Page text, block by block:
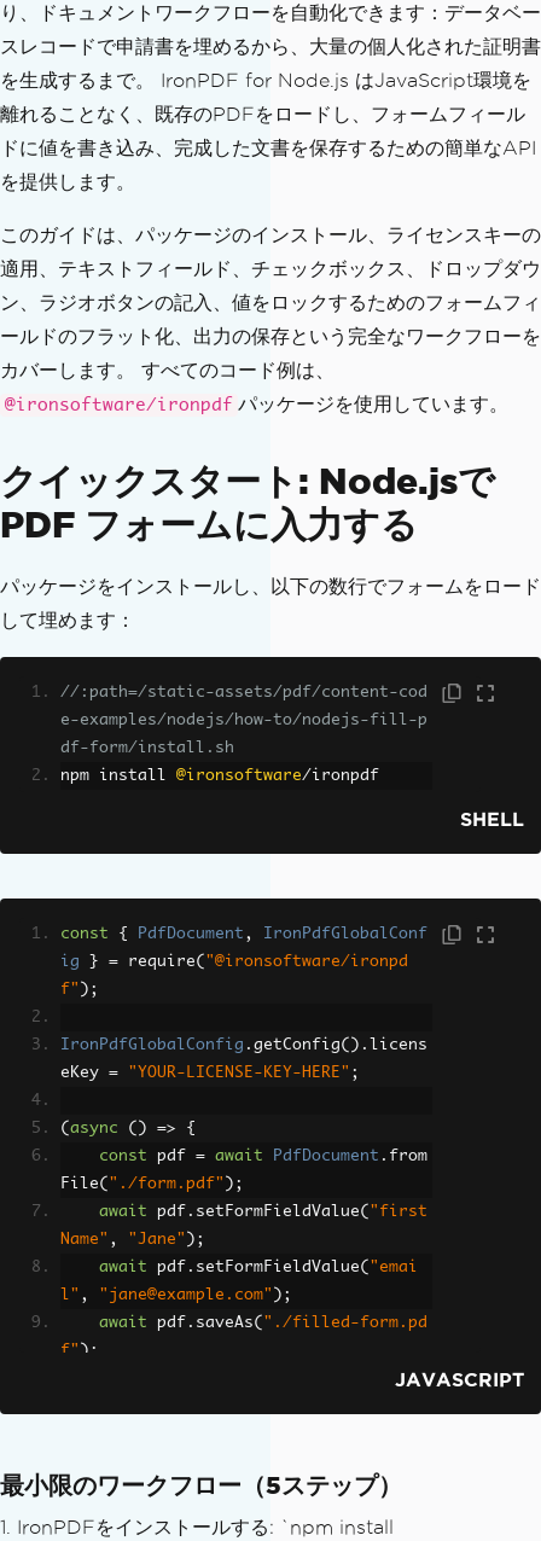
り、ドキュメントワークフローを自動化できます：データベー
スレコードで申請書を埋めるから、大量の個人化された証明書
を生成するまで。 IronPDF for Node.js はJavaScript環境を
離れることなく、既存のPDFをロードし、フォームフィール
ドに値を書き込み、完成した文書を保存するための簡単なAPI
を提供します。
このガイドは、パッケージのインストール、ライセンスキーの
適用、テキストフィールド、チェックボックス、ドロップダウ
ン、ラジオボタンの記入、値をロックするためのフォームフィ
ールドのフラット化、出力の保存という完全なワークフローを
カバーします。 すべてのコード例は、
@ironsoftware/ironpdf パッケージを使用しています。
クイックスタート: Node.jsで
PDF フォームに入力する
パッケージをインストールし、以下の数行でフォームをロード
して埋めます：
//:path=/static-assets/pdf/content-cod
e-examples/nodejs/how-to/nodejs-fill-p
df-form/install.sh
npm install @ironsoftware/ironpdf
SHELL
const { PdfDocument ,
IronPdfGlobalConf
ig
} = require( "@ironsoftware/ironpd
f" );
IronPdfGlobalConfig . getConfig(). licens
eKey = "YOUR-LICENSE-KEY-HERE" ;
( async () =>
{
const pdf = await PdfDocument . from
File( "./form.pdf" );
await pdf . setFormFieldValue( "first
Name" , "Jane" );
await pdf . setFormFieldValue( "emai
l" , "jane@example.com" );
await pdf . saveAs( "./filled-form.pd
f" );
JAVASCRIPT
最小限のワークフロー（5ステップ）
1. IronPDFをインストールする: `npm install